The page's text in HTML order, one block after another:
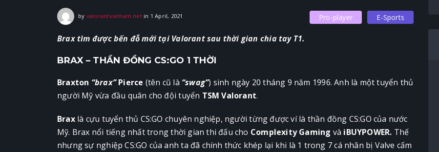
by valorantvietnam.netin 1 April, 2021 Pro-player E-Sports
Brax tìm được bến đỗ mới tại Valorant sau thời gian chia tay T1.
BRAX – THẦN ĐỒNG CS:GO 1 THỜI
Braxton “brax”Pierce (tên cũ là “swag”) sinh ngày 20 tháng 9 năm 1996. Anh là một tuyển thủ
người Mỹ vừa đầu quân cho đội tuyển TSM Valorant.
Braxlà cựu tuyển thủ CS:GO chuyên nghiệp, người từng được ví là thần đồng CS:GO của nước
Mỹ. Brax nổi tiếng nhất trong thời gian thi đấu cho Complexity Gaming và iBUYPOWER. Thế
nhưng sự nghiệp CS:GO của anh ta đã chính thức khép lại khi là 1 trong 7 cá nhân bị Valve cấm